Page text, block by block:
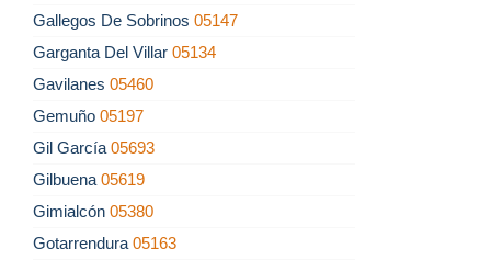
Gallegos De Sobrinos 05147
Garganta Del Villar 05134
Gavilanes 05460
Gemuño 05197
Gil García 05693
Gilbuena 05619
Gimialcón 05380
Gotarrendura 05163